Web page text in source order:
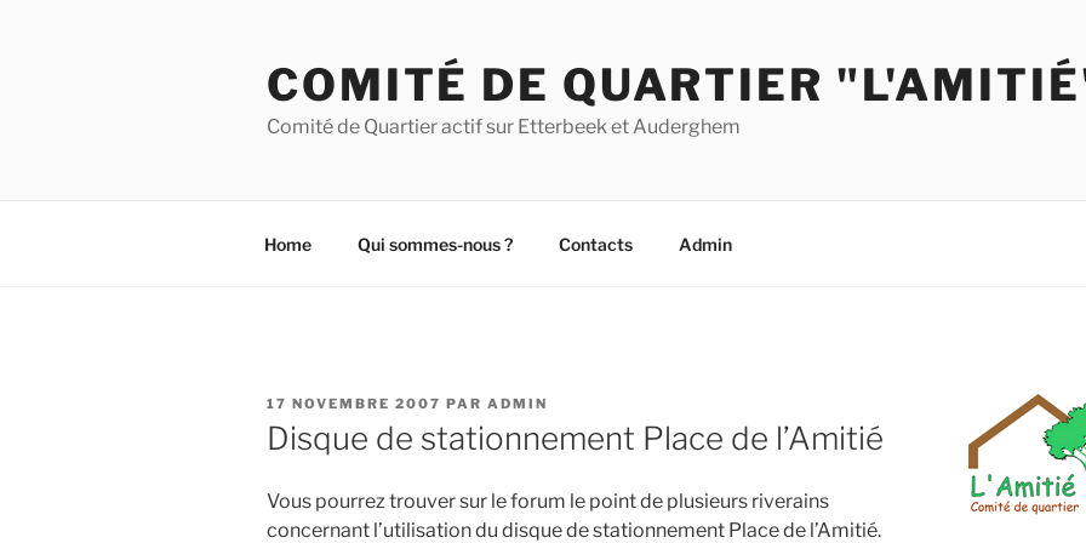
COMITÉ DE QUARTIER
Comité de Quartier actif sur Etterbeek et Auderghem
Home Qui sommes-nous ? Contacts Admin
PUBLIÉ
LE
17 NOVEMBRE 2007 PAR ADMIN
Disque de stationnement Place de l’Amitié
Vous pourrez trouver sur le forum le point de plusieurs riverains
concernant l’utilisation du disque de stationnement Place de l’Amitié.